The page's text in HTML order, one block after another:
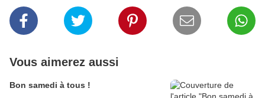
Vous aimerez aussi
Bon samedi à tous !